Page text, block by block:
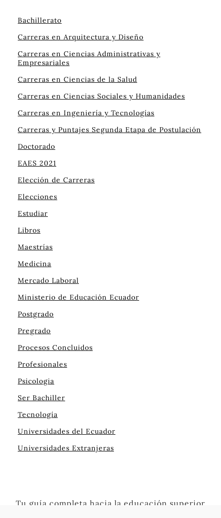
Bachillerato
Carreras en Arquitectura y Diseño
Carreras en Ciencias Administrativas y
Empresariales
Carreras en Ciencias de la Salud
Carreras en Ciencias Sociales y Humanidades
Carreras en Ingeniería y Tecnologías
Carreras y Puntajes Segunda Etapa de Postulación
Doctorado
EAES 2021
Elección de Carreras
Elecciones
Estudiar
Libros
Maestrías
Medicina
Mercado Laboral
Ministerio de Educación Ecuador
Postgrado
Pregrado
Procesos Concluidos
Profesionales
Psicologia
Ser Bachiller
Tecnología
Universidades del Ecuador
Universidades Extranjeras
Tu guía completa hacia la educación superior